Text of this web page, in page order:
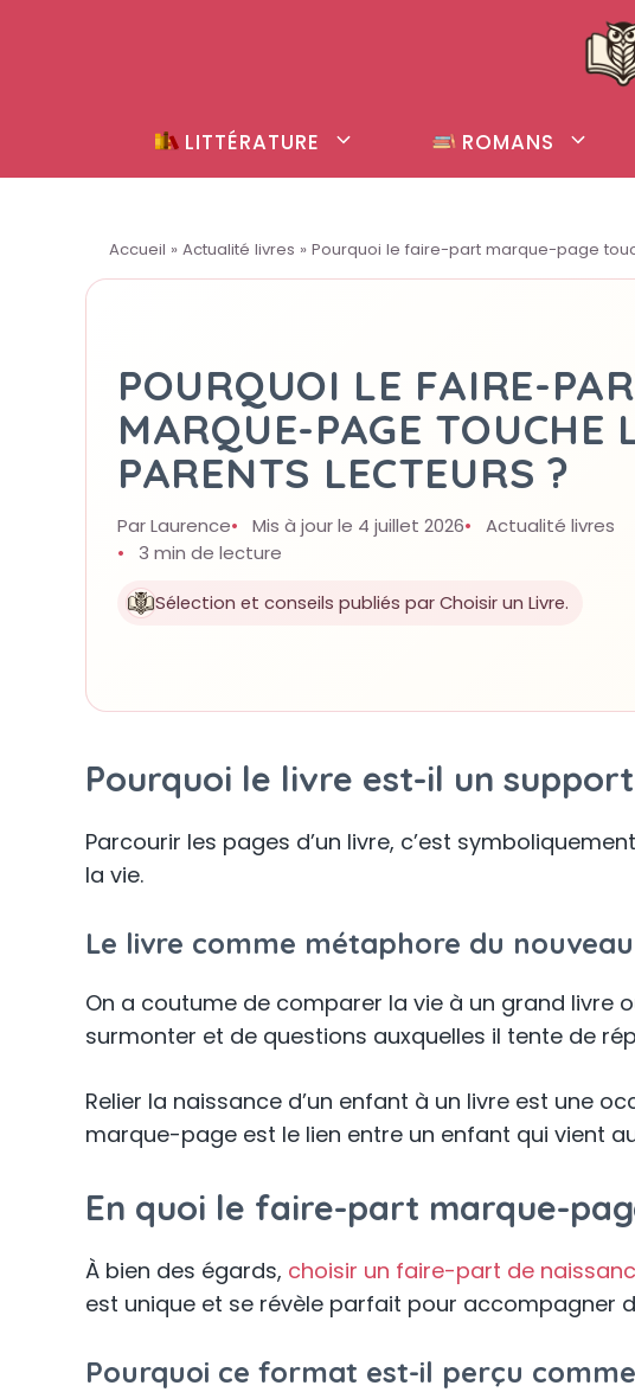
LITTÉRATURE ROMANS
Accueil » Actualité livres » Pourquoi le faire-part marque-page
POURQUOI LE FAIRE-
MARQUE-PAGE TOUCHE
PARENTS LECTEURS ?
Par Laurence Mis à jour le 4 juillet 2026
Actualité livres
3 min de lecture
Sélection et conseils publiés par Choisir un Livre.
Pourquoi le livre est-il un
Parcourir les pages d’un livre, c’est
la vie.
Le livre comme métaphore du
On a coutume de comparer la vie à un grand livre
surmonter et de questions auxquelles il tente de
Relier la naissance d’un enfant à un livre est une
marque-page est le lien entre un enfant qui vient
En quoi le faire-part marque-
À bien des égards, choisir un faire-part de
est unique et se révèle parfait pour accompagner
Pourquoi ce format est-il perçu